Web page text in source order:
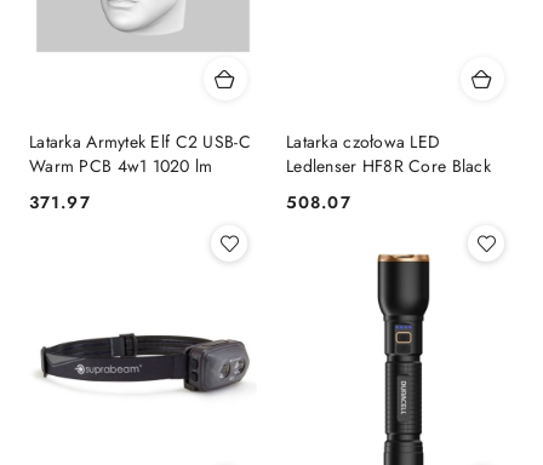
Latarka Armytek Elf C2 USB-C
Warm PCB 4w1 1020 lm
Cena:
371.97
Latarka czołowa LED
Ledlenser HF8R Core Black
Cena:
508.07